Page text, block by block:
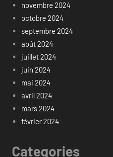
novembre 2024
octobre 2024
septembre 2024
août 2024
juillet 2024
juin 2024
mai 2024
avril 2024
mars 2024
février 2024
Categories